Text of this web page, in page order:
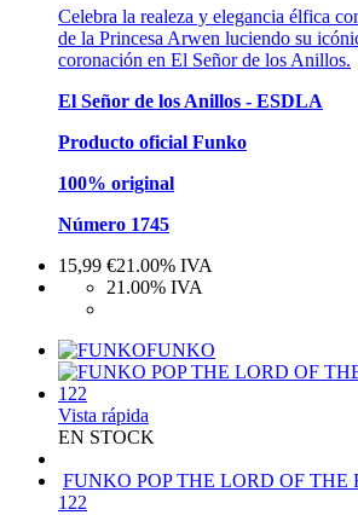
Celebra la realeza y elegancia élfica
de la Princesa Arwen luciendo su
coronación en El Señor de los Anillos.
El Señor de los Anillos - ESDLA
Producto oficial Funko
100% original
Número 1745
15,99 €21.00% IVA
21.00% IVA
FUNKO
Vista rápida
EN STOCK
FUNKO POP THE LORD OF THE
122